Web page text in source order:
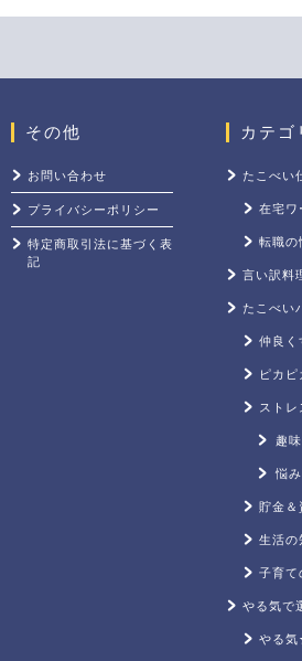
その他
お問い合わせ
プライバシーポリシー
特定商取引法に基づく表
記
カテゴ
たこべい
在宅ワ
転職の
言い訳料
たこべい
仲良く
ピカ
ストレ
趣
悩
貯金＆
生活の
子育て
やる気で
やる